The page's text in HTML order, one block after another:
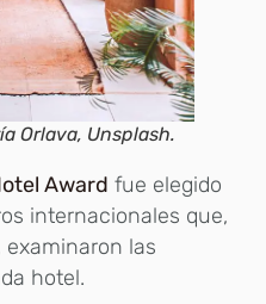
Orlava, Unsplash.
Award fue elegido
internacionales que,
las
hotel.